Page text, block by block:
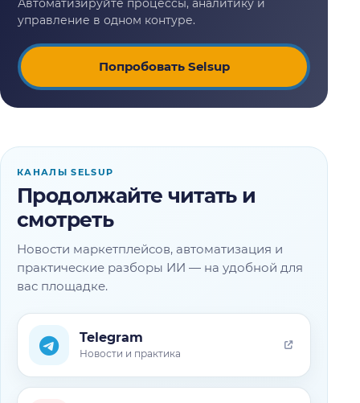
Попробовать Selsup
КАНАЛЫ SELSUP
Продолжайте читать и
смотреть
Новости маркетплейсов, автоматизация и
практические разборы ИИ — на удобной для
вас площадке.
Telegram
Новости и практика